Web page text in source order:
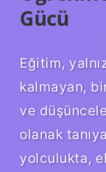
Gücü
Eğitim,
kalmayan,
ve
olanak
yolculukta, el